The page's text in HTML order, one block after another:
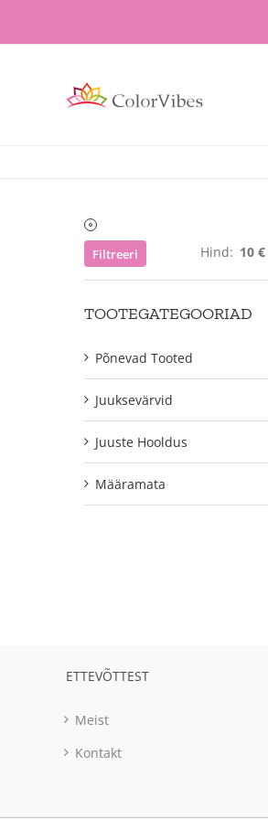
Filtreeri Hind: 10 €
TOOTEGATEGOORIAD
Põnevad Tooted
Juuksevärvid
Juuste Hooldus
Määramata
ETTEVÕTTEST
Meist
Kontakt